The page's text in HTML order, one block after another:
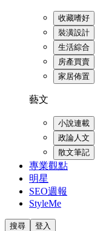
收藏嗜好
裝潢設計
生活綜合
房產買賣
家居佈置
藝文
小說連載
政論人文
散文筆記
專業觀點
明星
SEO週報
StyleMe
搜尋 登入